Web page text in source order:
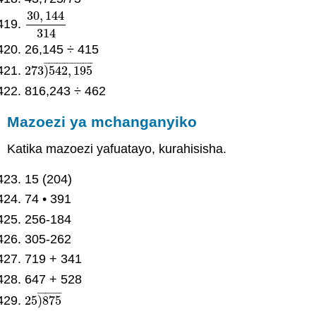
30, 144
314
30,144314
26,145 ÷ 415
273)542, 195
¯ ¯
¯¯¯¯¯¯¯¯¯¯¯¯¯¯¯¯¯
273)542 ,195
816,243 ÷ 462
Mazoezi ya mchanganyiko
Katika mazoezi yafuatayo, kurahisisha.
15 (204)
74 • 391
256-184
305-262
719 + 341
647 + 528
25)875
¯ ¯
¯¯¯¯¯¯¯
25)875